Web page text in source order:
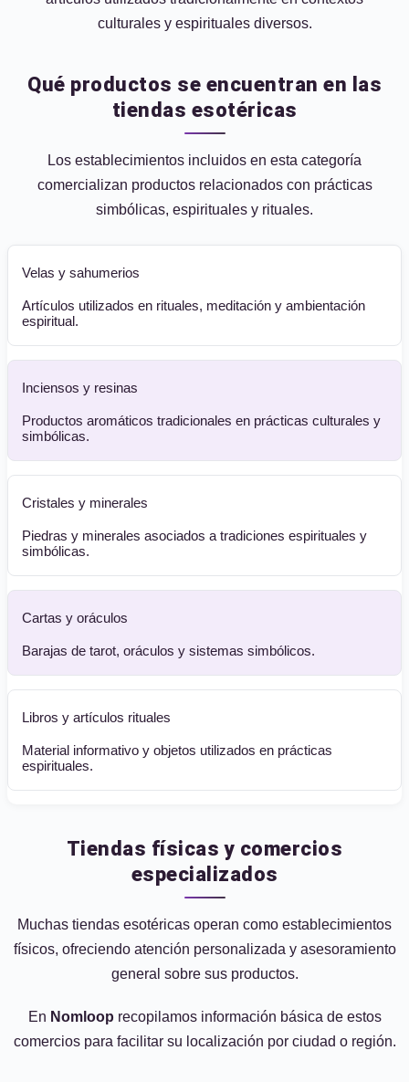
culturales y espirituales diversos.
Qué productos se encuentran en las
tiendas esotéricas
Los establecimientos incluidos en esta categoría
comercializan productos relacionados con prácticas
simbólicas, espirituales y rituales.
Velas y sahumerios
Artículos utilizados en rituales, meditación y ambientación
espiritual.
Inciensos y resinas
Productos aromáticos tradicionales en prácticas culturales y
simbólicas.
Cristales y minerales
Piedras y minerales asociados a tradiciones espirituales y
simbólicas.
Cartas y oráculos
Barajas de tarot, oráculos y sistemas simbólicos.
Libros y artículos rituales
Material informativo y objetos utilizados en prácticas
espirituales.
Tiendas físicas y comercios
especializados
Muchas tiendas esotéricas operan como establecimientos
físicos, ofreciendo atención personalizada y asesoramiento
general sobre sus productos.
En Nomloop recopilamos información básica de estos
comercios para facilitar su localización por ciudad o región.